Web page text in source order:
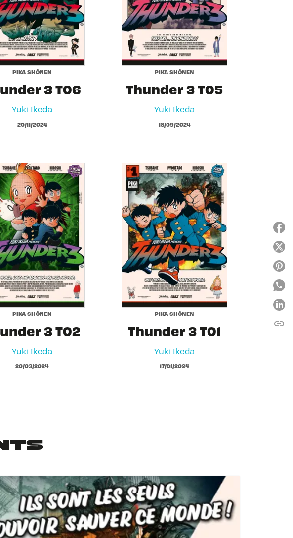
PIKA SHÔNEN
3 T06
Yuki Ikeda
20/11/2024
PIKA SHÔNEN
Thunder 3 T05
Yuki Ikeda
18/09/2024
PIKA SHÔNEN
3 T02
Yuki Ikeda
20/03/2024
PIKA SHÔNEN
Thunder 3 T01
Yuki Ikeda
17/01/2024
link